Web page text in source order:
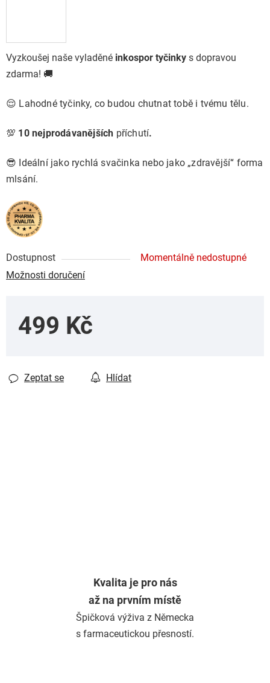
Vyzkoušej naše vyladěné inkospor tyčinky s dopravou
zdarma! 🚚
😌 Lahodné tyčinky, co budou chutnat tobě i tvému tělu.
💯 10 nejprodávanějších příchutí.
😎 Ideální jako rychlá svačinka nebo jako „zdravější“ forma
mlsání.
Dostupnost
Momentálně nedostupné
Možnosti doručení
499 Kč
Zeptat se Hlídat
Kvalita je pro nás
až na prvním místě
Špičková výživa z Německa
s farmaceutickou přesností.